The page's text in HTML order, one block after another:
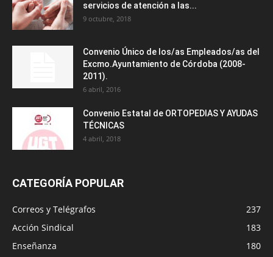
servicios de atención a las...
9 octubre, 2018
Convenio Único de los/as Empleados/as del
Excmo.Ayuntamiento de Córdoba (2008-
2011).
6 abril, 2016
Convenio Estatal de ORTOPEDIAS Y AYUDAS
TÉCNICAS
4 abril, 2018
CATEGORÍA POPULAR
Correos y Telégrafos
237
Acción Sindical
183
Enseñanza
180